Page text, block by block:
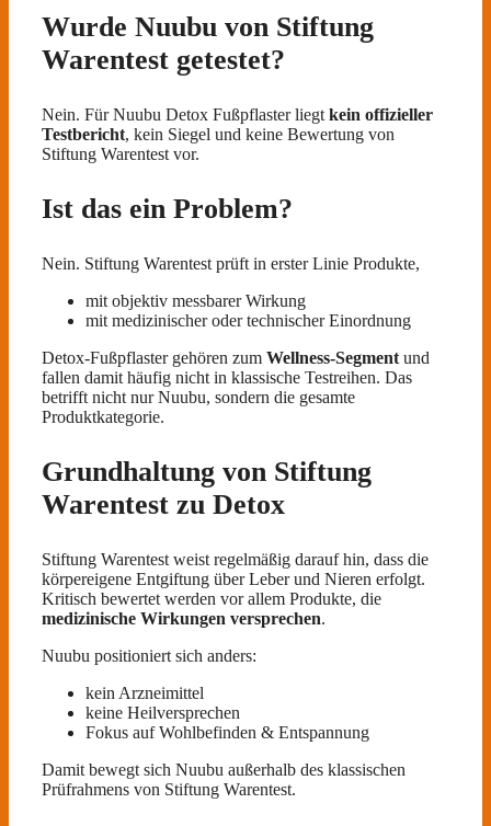
Wurde Nuubu von Stiftung
Warentest getestet?
Nein. Für Nuubu Detox Fußpflaster liegtkein offizieller
Testbericht, kein Siegel und keine Bewertung von
Stiftung Warentest vor.
Ist das ein Problem?
Nein. Stiftung Warentest prüft in erster Linie Produkte,
mit objektiv messbarer Wirkung
mit medizinischer oder technischer Einordnung
Detox-Fußpflaster gehören zum Wellness-Segmentund
fallen damit häufig nicht in klassische Testreihen. Das
betrifft nicht nur Nuubu, sondern die gesamte
Produktkategorie.
Grundhaltung von Stiftung
Warentest zu Detox
Stiftung Warentest weist regelmäßig darauf hin, dass die
körpereigene Entgiftung über Leber und Nieren erfolgt.
Kritisch bewertet werden vor allem Produkte, die
medizinische Wirkungen versprechen.
Nuubu positioniert sich anders:
kein Arzneimittel
keine Heilversprechen
Fokus auf Wohlbefinden & Entspannung
Damit bewegt sich Nuubu außerhalb des klassischen
Prüfrahmens von Stiftung Warentest.